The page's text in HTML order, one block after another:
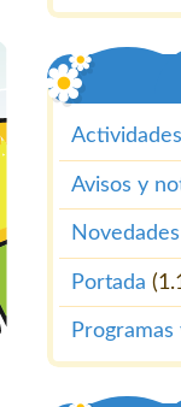
Actividades
Avisos y
Portada